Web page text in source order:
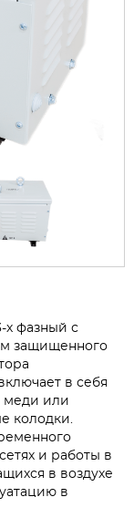
х фазный с
защищенного
в себя
меди или
колодки.
и работы в
в воздухе
в